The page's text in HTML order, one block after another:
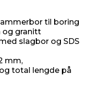
til boring
og granitt
slagbor og SDS
mm,
total lengde på